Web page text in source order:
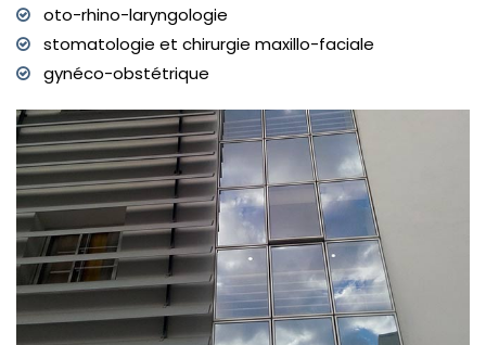
oto-rhino-laryngologie
stomatologie et chirurgie maxillo-faciale
gynéco-obstétrique